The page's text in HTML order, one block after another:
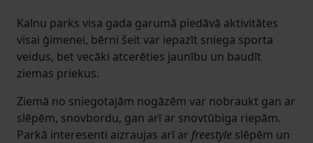
Kalnu parks visa gada garumā piedāvā aktivitātes
visai ģimenei, bērni šeit var iepazīt sniega sporta
veidus, bet vecāki atcerēties jaunību un baudīt
ziemas priekus.
Ziemā no sniegotajām nogāzēm var nobraukt gan ar
slēpēm, snovbordu, gan arī ar snovtūbiga riepām.
Parkā interesenti aizraujas arī ar freestyle slēpēm un